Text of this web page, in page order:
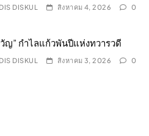
DISKUL สิงหาคม 4, 2026 0
ญ” กำไลแก้วพันปีแห่งทวารวดี
DISKUL สิงหาคม 3, 2026 0